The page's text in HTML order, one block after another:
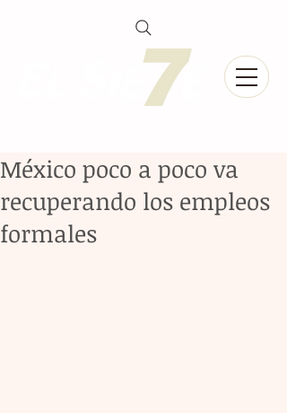
México poco a poco va
recuperando los empleos
formales